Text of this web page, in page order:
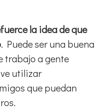
la idea de que
. Puede ser una buena
trabajo a gente
utilizar
que puedan